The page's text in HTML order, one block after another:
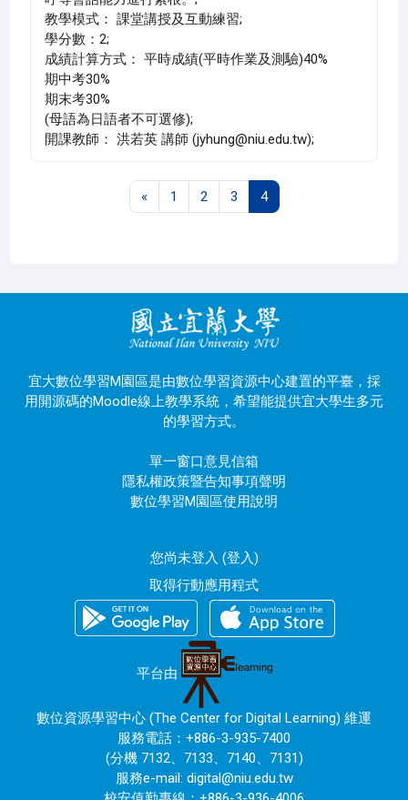
教學模式： 課堂講授及互動練習;
學分數：2;
成績計算方式： 平時成績(平時作業及測驗)40%
期中考30%
期末考30%
(母語為日語者不可選修);
開課教師： 洪若英 講師 (jyhung@niu.edu.tw);
«上一頁
1 第 1 頁
2第 2 頁
3第 3 頁
4第 4 頁
宜大數位學習M園區是由數位學習資源中心建置的平臺，採
用開源碼的Moodle線上教學系統，希望能提供宜大學生多元
的學習方式。
單一窗口意見信箱
隱私權政策暨告知事項聲明
數位學習M園區使用說明
您尚未登入 (登入)
取得行動應用程式
平台由
數位資源學習中心 (The Center for Digital Learning) 維運
服務電話：+886-3-935-7400
(分機 7132、7133、7140、7131)
服務e-mail: digital@niu.edu.tw